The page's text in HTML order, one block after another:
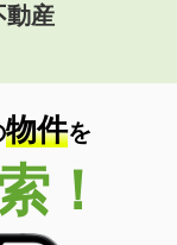
動産
物件を
！